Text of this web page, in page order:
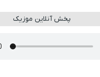
پخش آنلاین موزیک